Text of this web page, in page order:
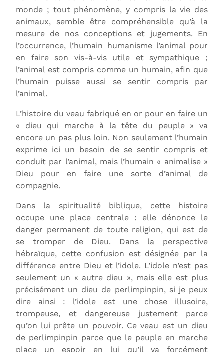
monde ; tout phénomène, y compris la vie des
animaux, semble être compréhensible qu’à la
mesure de nos conceptions et jugements. En
l’occurrence, l’humain humanisme l’animal pour
en faire son vis-à-vis utile et sympathique ;
l’animal est compris comme un humain, afin que
l’humain puisse aussi se sentir compris par
l’animal.
L’histoire du veau fabriqué en or pour en faire un
« dieu qui marche à la tête du peuple » va
encore un pas plus loin. Non seulement l’humain
exprime ici un besoin de se sentir compris et
conduit par l’animal, mais l’humain « animalise »
Dieu pour en faire une sorte d’animal de
compagnie.
Dans la spiritualité biblique, cette histoire
occupe une place centrale : elle dénonce le
danger permanent de toute religion, qui est de
se tromper de Dieu. Dans la perspective
hébraïque, cette confusion est désignée par la
différence entre Dieu et l’idole. L’idole n’est pas
seulement un « autre dieu », mais elle est plus
précisément un dieu de perlimpinpin, si je peux
dire ainsi : l’idole est une chose illusoire,
trompeuse, et dangereuse justement parce
qu’on lui prête un pouvoir. Ce veau est un dieu
de perlimpinpin parce que le peuple en marche
place un espoir en lui qu’il va forcément